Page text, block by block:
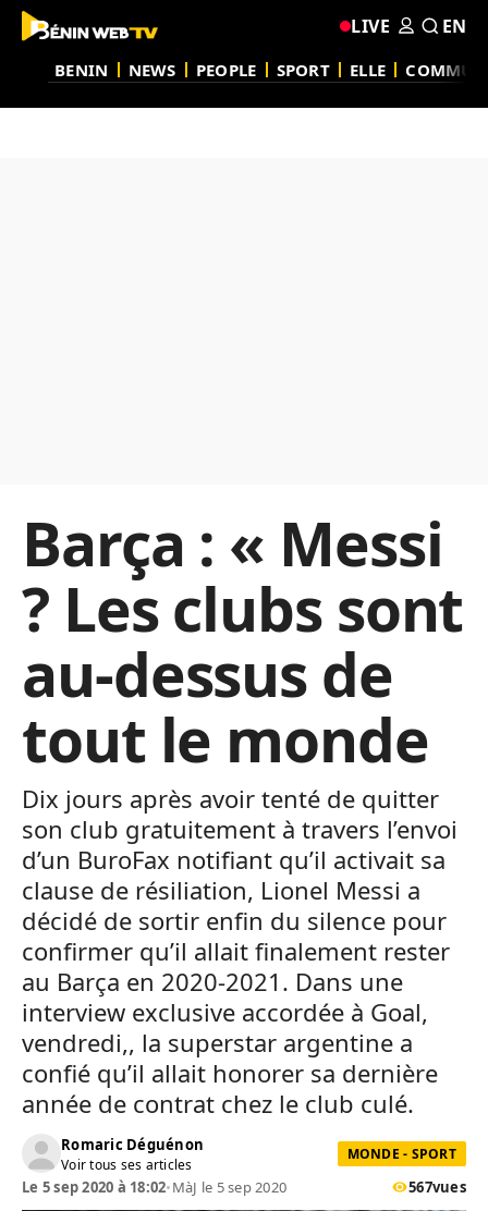
BENIN NEWS PEOPLE SPORT ELLE
LIVE EN
Barça : « Messi
? Les clubs sont
au-dessus de
tout le monde
Dix jours après avoir tenté de quitter
son club gratuitement à travers l’envoi
d’un BuroFax notifiant qu’il activait sa
clause de résiliation, Lionel Messi a
décidé de sortir enfin du silence pour
confirmer qu’il allait finalement rester
au Barça en 2020-2021. Dans une
interview exclusive accordée à Goal,
vendredi,, la superstar argentine a
confié qu’il allait honorer sa dernière
année de contrat chez le club culé.
Romaric Déguénon
Voir tous ses articles
MONDE - SPORT
Le 5 sep 2020 à 18:02•MàJ le 5 sep 2020 567vues